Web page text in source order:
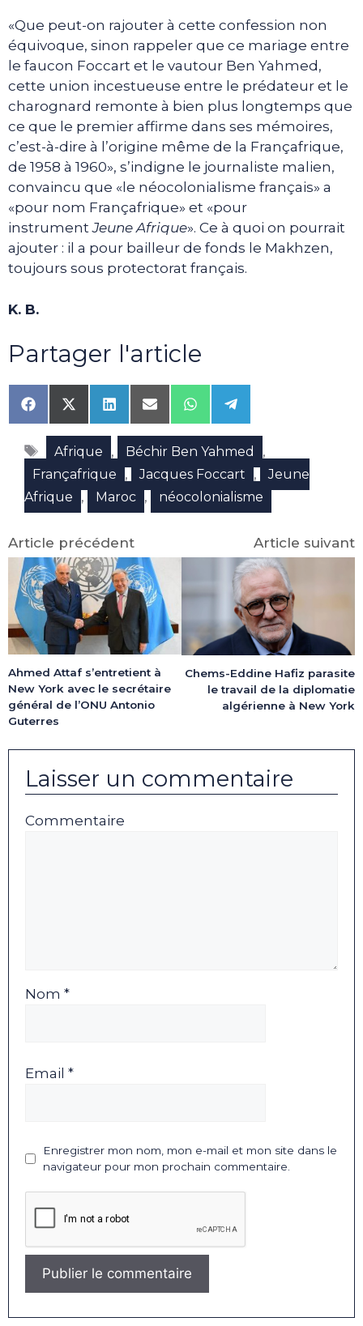
«Que peut-on rajouter à cette confession non
équivoque, sinon rappeler que ce mariage entre
le faucon Foccart et le vautour Ben Yahmed,
cette union incestueuse entre le prédateur et le
charognard remonte à bien plus longtemps que
ce que le premier affirme dans ses mémoires,
c’est-à-dire à l’origine même de la Françafrique,
de 1958 à 1960», s’indigne le journaliste malien,
convaincu que «le néocolonialisme français» a
«pour nom Françafrique» et «pour
instrumentJeune Afrique». Ce à quoi on pourrait
ajouter : il a pour bailleur de fonds le Makhzen,
toujours sous protectorat français.
K. B.
Partager l'article
Share
on
Facebook
Share
on
X
(Twitter)
Share
on
LinkedIn
Share
on
Email
Share
on
WhatsApp
Share
on
Telegram
Étiquettes
Afrique , Béchir Ben Yahmed ,
Françafrique , Jacques Foccart ,
Jeune
Afrique
, Maroc , néocolonialisme
Article précédent
Ahmed Attaf s’entretient à
New York avec le secrétaire
général de l’ONU Antonio
Guterres
Article suivant
Chems-Eddine Hafiz parasite
le travail de la diplomatie
algérienne à New York
Laisser un commentaire
Commentaire
Nom *
Email *
Enregistrer mon nom, mon e-mail et mon site dans le
navigateur pour mon prochain commentaire.